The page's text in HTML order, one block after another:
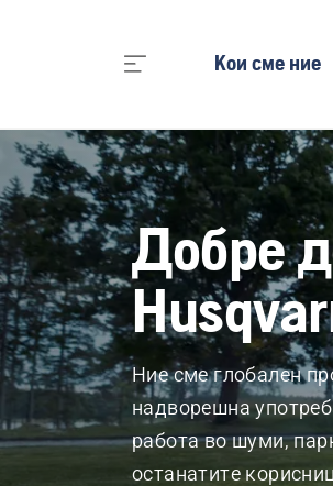
Кои сме ние
Добре
Ние сме глобален
надворешна
работа во шуми,
останатите